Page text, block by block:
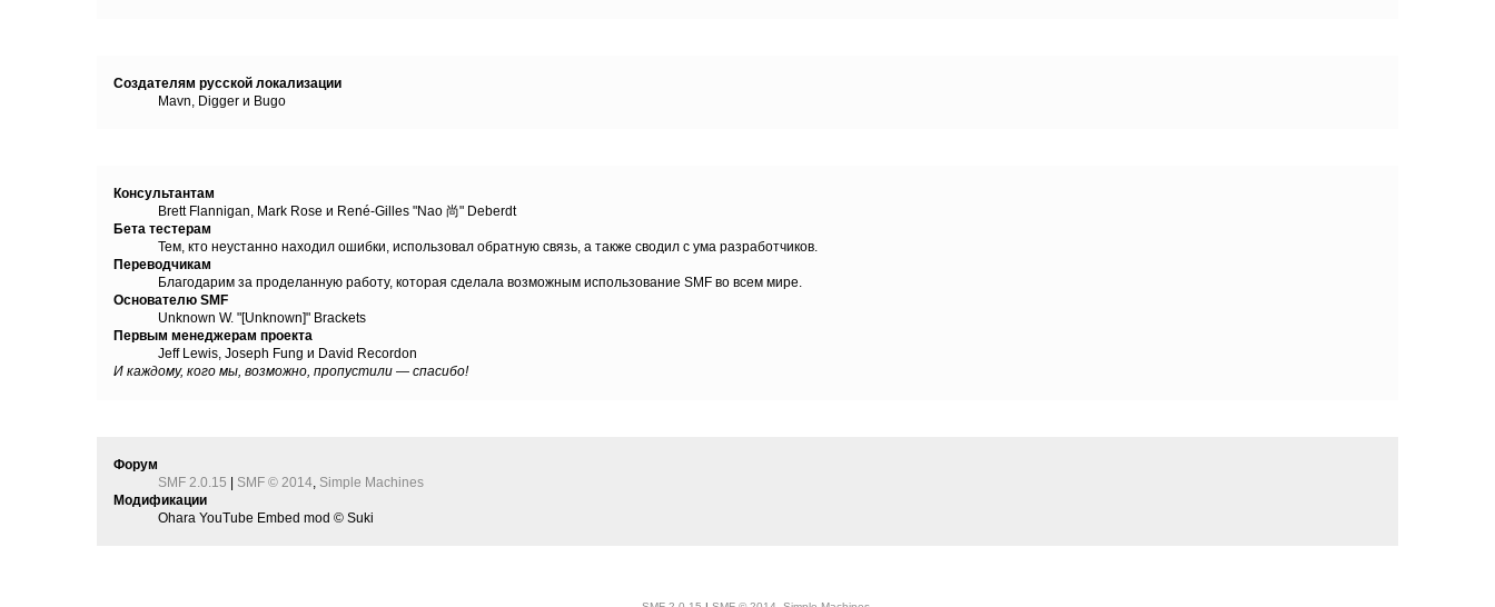
Создателям русской локализации
Mavn, Digger и Bugo
Консультантам
Brett Flannigan, Mark Rose и René-Gilles "Nao 尚" Deberdt
Бета тестерам
Тем, кто неустанно находил ошибки, использовал обратную связь, а также сводил с ума разработчиков.
Переводчикам
Благодарим за проделанную работу, которая сделала возможным использование SMF во всем мире.
Основателю SMF
Unknown W. "[Unknown]" Brackets
Первым менеджерам проекта
Jeff Lewis, Joseph Fung и David Recordon
И каждому, кого мы, возможно, пропустили — спасибо!
Форум
SMF 2.0.15 | SMF © 2014, Simple Machines
Модификации
Ohara YouTube Embed mod © Suki